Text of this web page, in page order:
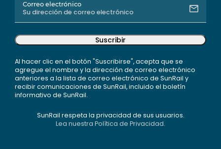
Correo electrónico
Suscribir
Al hacer clic en el botón "Suscribirse", acepta que se
agregue el nombre y la dirección de correo electrónico
anteriores a la lista de correo electrónico de SunRail y
recibir comunicaciones de SunRail, incluido el boletín
informativo de SunRail.
SunRail respeta la privacidad de sus usuarios.
Lea nuestra Política de Privacidad.